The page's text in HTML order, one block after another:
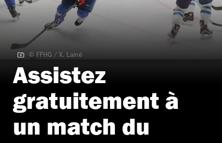
© FFHG / X. Lainé
© FFHG / X. Lainé
Assistez
gratuitement à
un match du